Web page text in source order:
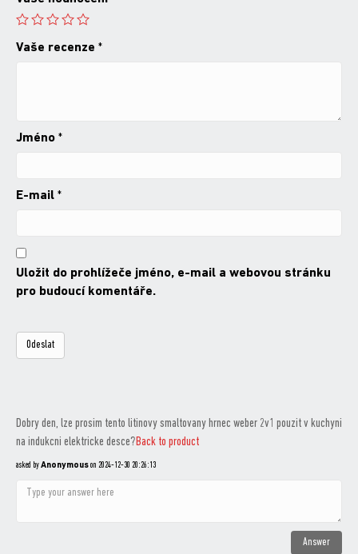
Vaše recenze *
Jméno *
E-mail *
Uložit do prohlížeče jméno, e-mail a webovou stránku
pro budoucí komentáře.
Dobry den, lze prosim tento litinovy smaltovany hrnec weber 2v1 pouzit v kuchyni
na indukcni elektricke desce?Back to product
asked byAnonymouson 2024-12-30 20:26:13